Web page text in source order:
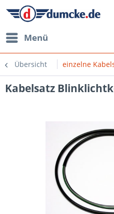
Menü
Übersicht einzelne
Kabelsatz